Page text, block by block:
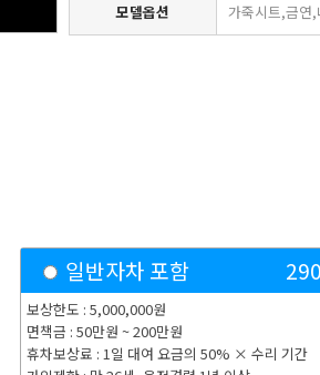
모델옵션 가죽시트,금연
일반자차 포함
보상한도 : 5,000,000원
면책금 : 50만원 ~ 200만원
휴차보상료 : 1일 대여 요금의 50% × 수리 기간